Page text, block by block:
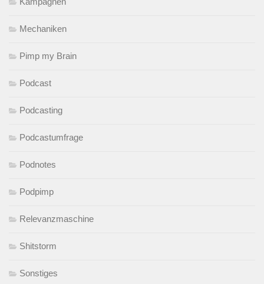
Mechaniken
Pimp my Brain
Podcast
Podcasting
Podcastumfrage
Podnotes
Podpimp
Relevanzmaschine
Shitstorm
Sonstiges